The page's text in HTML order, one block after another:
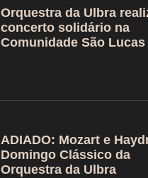
Orquestra da Ulbra
concerto solidário na
Comunidade São Lucas
ADIADO: Mozart e
Domingo Clássico da
Orquestra da Ulbra